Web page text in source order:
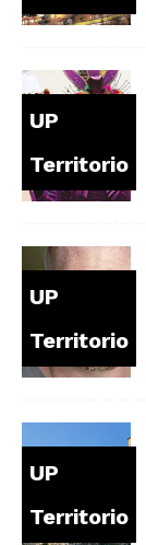
UP
Territorio
UP
Territorio
UP
Territorio